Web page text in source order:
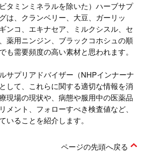
タミンミネラルを除いた）ハーブサプ
は、クランベリー、大豆、ガーリッ
ンコ、エキナセア、ミルクシスル、セ
薬用ニンジン、ブラックコホシュの順
も需要頻度の高い素材と思われます。
サプリアドバイザー（NHPインナーナ
して、これらに関する適切な情報を消
現場の現状や、病態や服用中の医薬品
メント、フォローすべき検査値など、
いることを紹介します。
ページの先頭へ戻る